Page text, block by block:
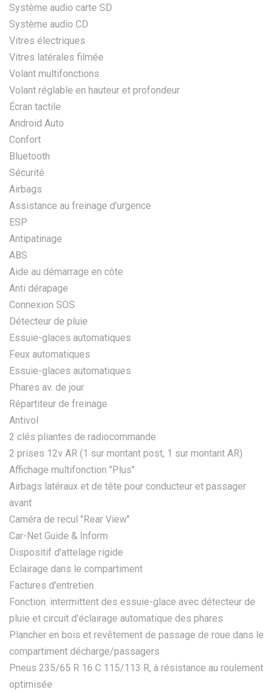
Système audio carte SD
Système audio CD
Vitres électriques
Vitres latérales filmée
Volant multifonctions
Volant réglable en hauteur et profondeur
Écran tactile
Android Auto
Confort
Bluetooth
Sécurité
Airbags
Assistance au freinage d'urgence
ESP
Antipatinage
ABS
Aide au démarrage en côte
Anti dérapage
Connexion SOS
Détecteur de pluie
Essuie-glaces automatiques
Feux automatiques
Essuie-glaces automatiques
Phares av. de jour
Répartiteur de freinage
Antivol
2 clés pliantes de radiocommande
2 prises 12v AR (1 sur montant post, 1 sur montant AR)
Affichage multifonction "Plus"
Airbags latéraux et de tête pour conducteur et passager
avant
Caméra de recul "Rear View"
Car-Net Guide & Inform
Dispositif d'attelage rigide
Eclairage dans le compartiment
Factures d'entretien
Fonction. intermittent des essuie-glace avec détecteur de
pluie et circuit d'éclairage automatique des phares
Plancher en bois et revêtement de passage de roue dans le
compartiment décharge/passagers
Pneus 235/65 R 16 C 115/113 R, à résistance au roulement
optimisée